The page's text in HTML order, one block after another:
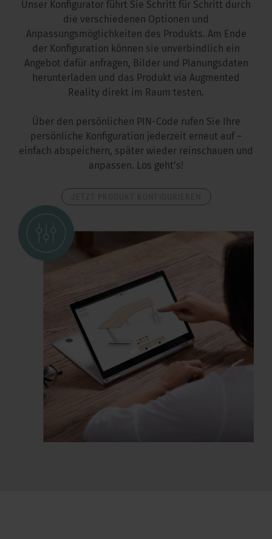
Unser Konfigurator führt Sie Schritt für Schritt durch
die verschiedenen Optionen und
Anpassungsmöglichkeiten des Produkts. Am Ende
der Konfiguration können sie unverbindlich ein
Angebot dafür anfragen, Bilder und Planungsdaten
herunterladen und das Produkt via Augmented
Reality direkt im Raum testen.
Über den persönlichen PIN-Code rufen Sie Ihre
persönliche Konfiguration jederzeit erneut auf –
einfach abspeichern, später wieder reinschauen und
anpassen. Los geht’s!